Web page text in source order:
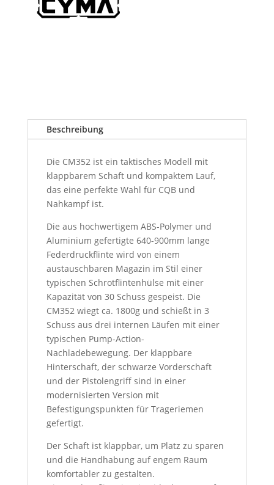
Beschreibung
Die CM352 ist ein taktisches Modell mit
klappbarem Schaft und kompaktem Lauf,
das eine perfekte Wahl für CQB und
Nahkampf ist.
Die aus hochwertigem ABS-Polymer und
Aluminium gefertigte 640-900mm lange
Federdruckflinte wird von einem
austauschbaren Magazin im Stil einer
typischen Schrotflintenhülse mit einer
Kapazität von 30 Schuss gespeist. Die
CM352 wiegt ca. 1800g und schießt in 3
Schuss aus drei internen Läufen mit einer
typischen Pump-Action-
Nachladebewegung. Der klappbare
Hinterschaft, der schwarze Vorderschaft
und der Pistolengriff sind in einer
modernisierten Version mit
Befestigungspunkten für Trageriemen
gefertigt.
Der Schaft ist klappbar, um Platz zu sparen
und die Handhabung auf engem Raum
komfortabler zu gestalten.